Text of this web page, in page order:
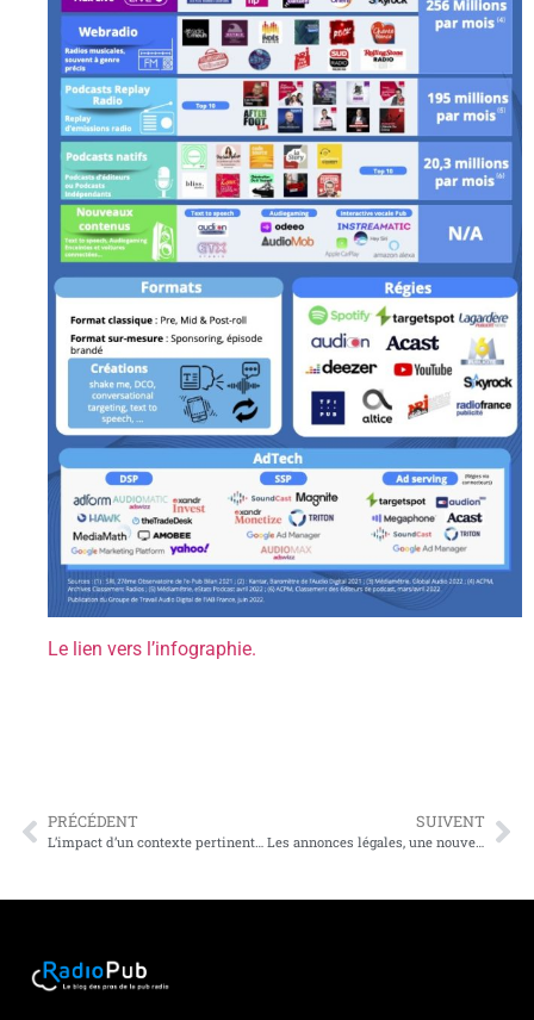
Le lien vers l’infographie.
PRÉCÉDENT
L’impact d’un contexte pertinent sur l’attention et l’efficacité publicitaire
SUIVENT
Les annonces légales, une nouvelle source de diversification pour les radios locales.